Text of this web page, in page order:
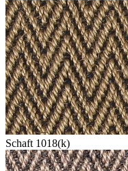
Schaft 1018(k)